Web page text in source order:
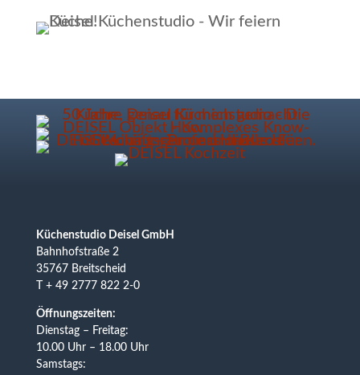
Küchenstudio Deisel GmbH
Bahnhofstraße 2
35767 Breitscheid
T + 49 2777 822 2-0
Öffnungszeiten:
Dienstag – Freitag:
10.00 Uhr – 18.00 Uhr
Samstags: